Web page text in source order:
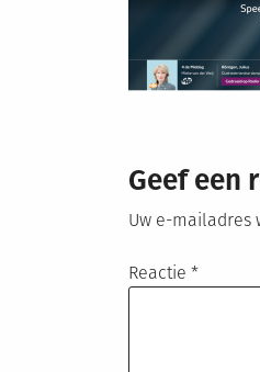
Geef een
Uw e-mailadres
Reactie *